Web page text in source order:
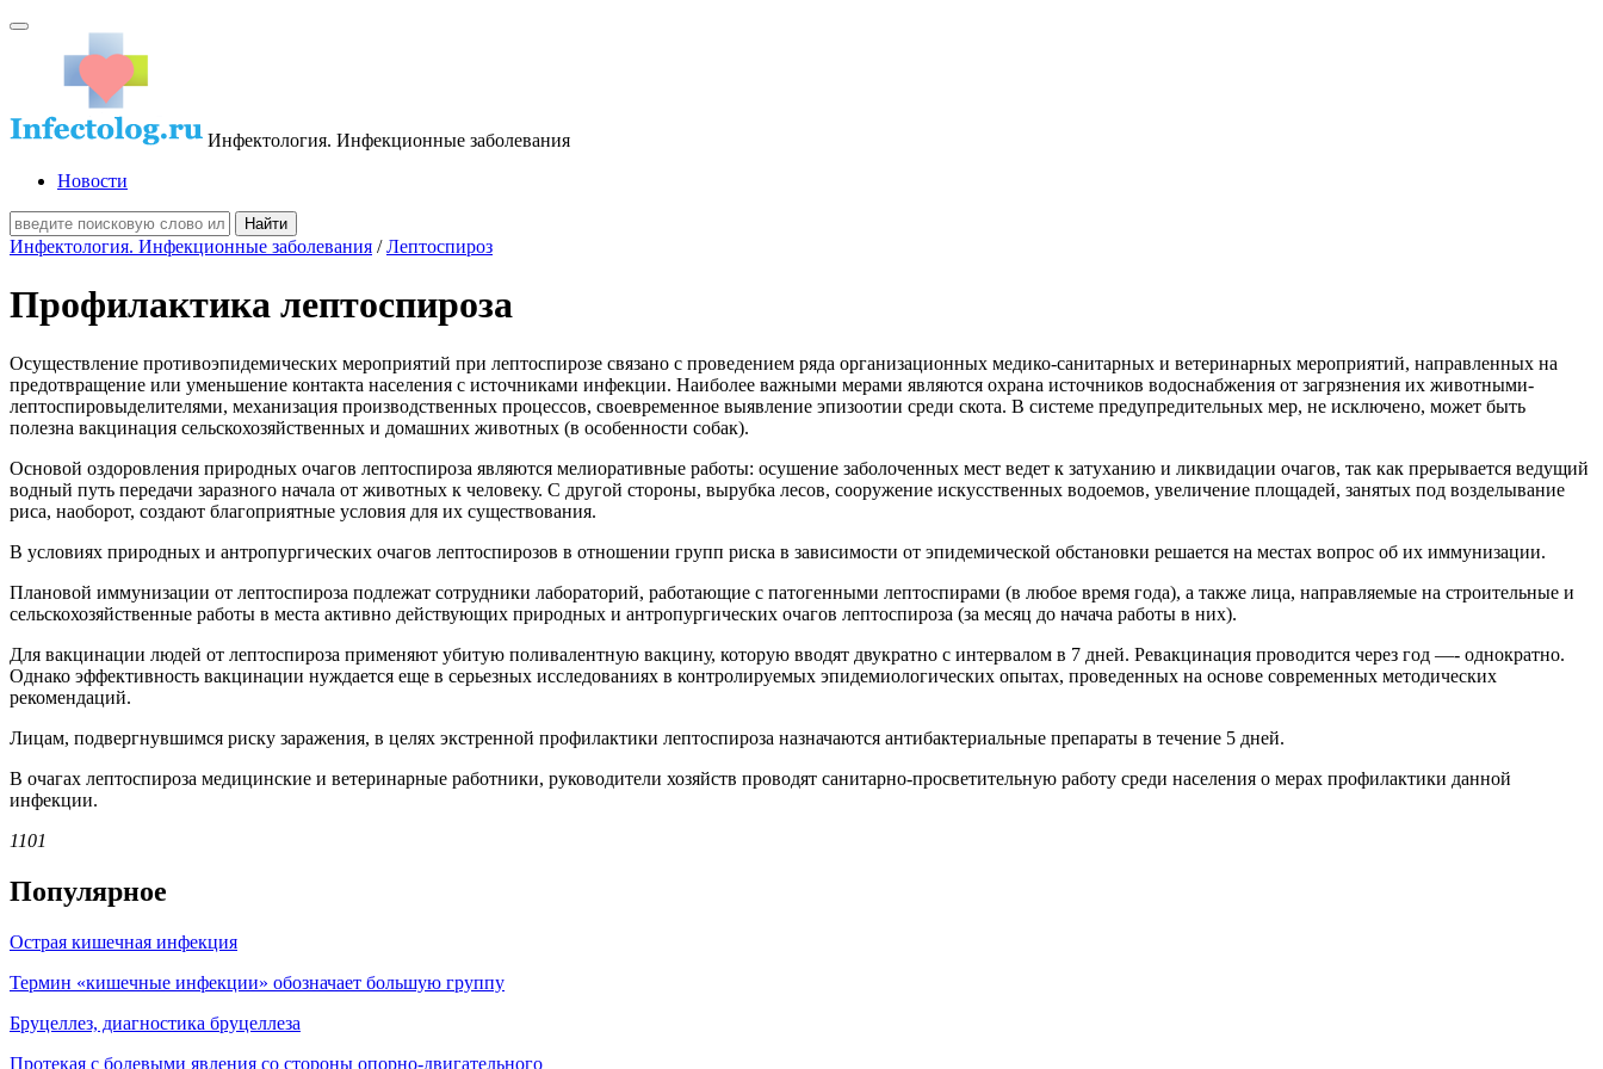
Инфектология. Инфекционные заболевания
Новости
Инфектология. Инфекционные заболевания /Лептоспироз
Профилактика лептоспироза
Осуществление противоэпидемических мероприятий при лептоспирозе связано с проведением ряда организационных медико-санитарных и ветеринарных мероприятий, направленных на
предотвращение или уменьшение контакта населения с источниками инфекции. Наиболее важными мерами являются охрана источников водоснабжения от загрязнения их животными-
лептоспировыделителями, механизация производственных процессов, своевременное выявление эпизоотии среди скота. В системе предупредительных мер, не исключено, может быть
полезна вакцинация сельскохозяйственных и домашних животных (в особенности собак).
Основой оздоровления природных очагов лептоспироза являются мелиоративные работы: осушение заболоченных мест ведет к затуханию и ликвидации очагов, так как прерывается ведущий
водный путь передачи заразного начала от животных к человеку. С другой стороны, вырубка лесов, сооружение искусственных водоемов, увеличение площадей, занятых под возделывание
риса, наоборот, создают благоприятные условия для их существования.
В условиях природных и антропургических очагов лептоспирозов в отношении групп риска в зависимости от эпидемической обстановки решается на местах вопрос об их иммунизации.
Плановой иммунизации от лептоспироза подлежат сотрудники лабораторий, работающие с патогенными лептоспирами (в любое время года), а также лица, направляемые на строительные и
сельскохозяйственные работы в места активно действующих природных и антропургических очагов лептоспироза (за месяц до начача работы в них).
Для вакцинации людей от лептоспироза применяют убитую поливалентную вакцину, которую вводят двукратно с интервалом в 7 дней. Ревакцинация проводится через год —- однократно.
Однако эффективность вакцинации нуждается еще в серьезных исследованиях в контролируемых эпидемиологических опытах, проведенных на основе современных методических
рекомендаций.
Лицам, подвергнувшимся риску заражения, в целях экстренной профилактики лептоспироза назначаются антибактериальные препараты в течение 5 дней.
В очагах лептоспироза медицинские и ветеринарные работники, руководители хозяйств проводят санитарно-просветительную работу среди населения о мерах профилактики данной
инфекции.
1101
Популярное
Острая кишечная инфекция
Термин «кишечные инфекции» обозначает большую группу
Бруцеллез, диагностика бруцеллеза
Протекая с болевыми явления со стороны опорно-двигательного